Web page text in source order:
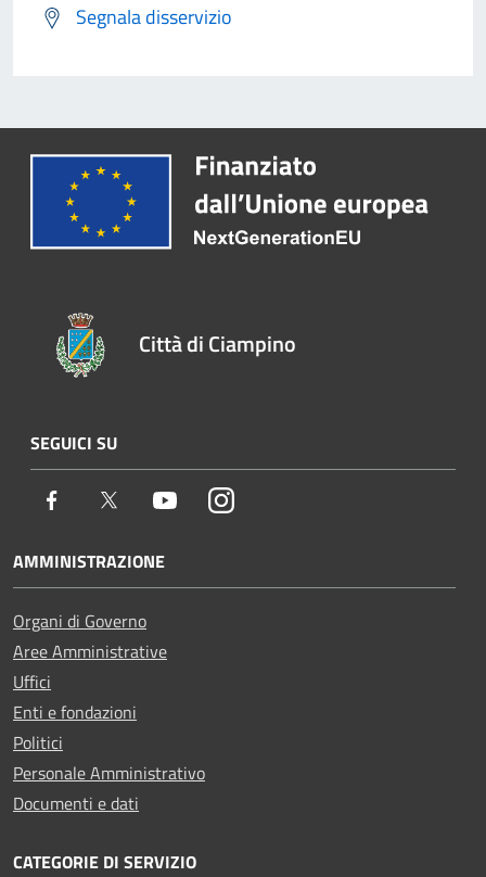
Segnala disservizio
Città di Ciampino
SEGUICI SU
Facebook Twitter YoutubeInstagram
AMMINISTRAZIONE
Organi di Governo
Aree Amministrative
Uffici
Enti e fondazioni
Politici
Personale Amministrativo
Documenti e dati
CATEGORIE DI SERVIZIO